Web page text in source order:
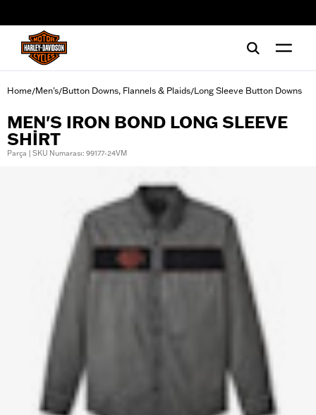
Home/Men's/Button Downs, Flannels & Plaids/Long Sleeve Button Downs
MEN'S IRON BOND LONG SLEEVE
SHIRT
Parça | SKU Numarası: 99177-24VM